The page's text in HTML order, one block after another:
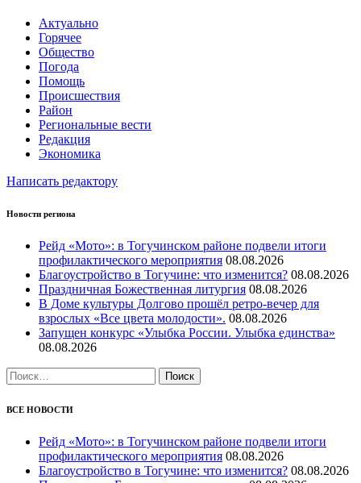
Актуально
Горячее
Общество
Погода
Помощь
Происшествия
Район
Региональные вести
Редакция
Экономика
Написать редактору
Новости региона
Рейд «Мото»: в Тогучинском районе подвели итоги
профилактического мероприятия 08.08.2026
Благоустройство в Тогучине: что изменится? 08.08.2026
Праздничная Божественная литургия 08.08.2026
В Доме культуры Долгово прошёл ретро-вечер для
взрослых «Все цвета молодости». 08.08.2026
Запущен конкурс «Улыбка России. Улыбка единства»
08.08.2026
Найти:
ВСЕ НОВОСТИ
Рейд «Мото»: в Тогучинском районе подвели итоги
профилактического мероприятия 08.08.2026
Благоустройство в Тогучине: что изменится? 08.08.2026